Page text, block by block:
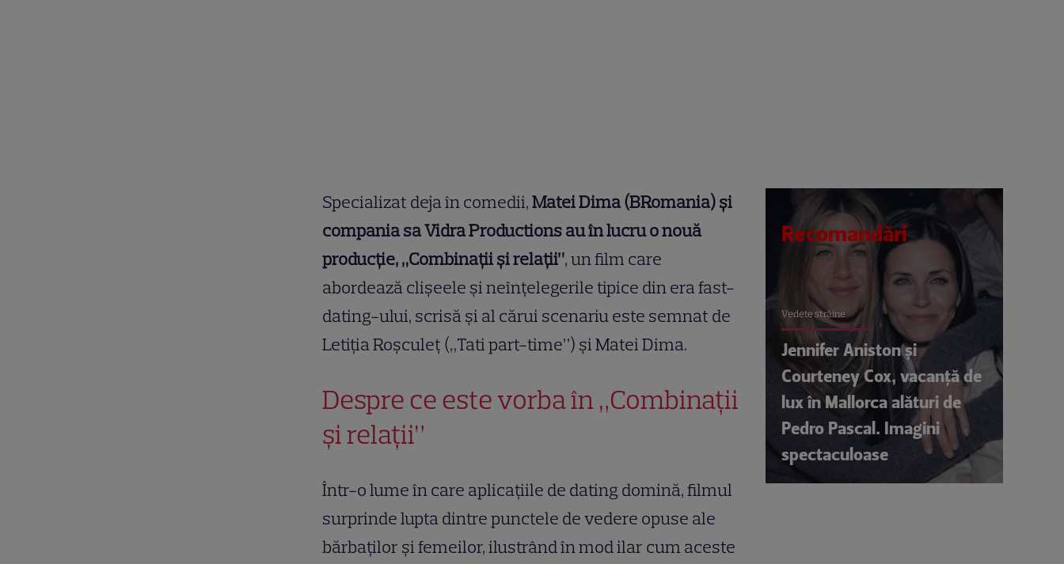
Specializat deja în comedii,Matei Dima (BRomania) și
compania sa Vidra Productions au în lucru o nouă
producție, „Combinații și relații”, un film care
abordează clișeele și neînțelegerile tipice din era fast-
dating-ului, scrisă și al cărui scenariu este semnat de
Letiția Roșculeț („Tati part-time”) și Matei Dima.
Despre ce este vorba în „Combinații
și relații”
Într-o lume în care aplicațiile de dating domină, filmul
surprinde lupta dintre punctele de vedere opuse ale
bărbaților și femeilor, ilustrând în mod ilar cum aceste
Recomandări
Vedete străine
Jennifer Aniston și
Courteney Cox, vacanță de
lux în Mallorca alături de
Pedro Pascal. Imagini
spectaculoase